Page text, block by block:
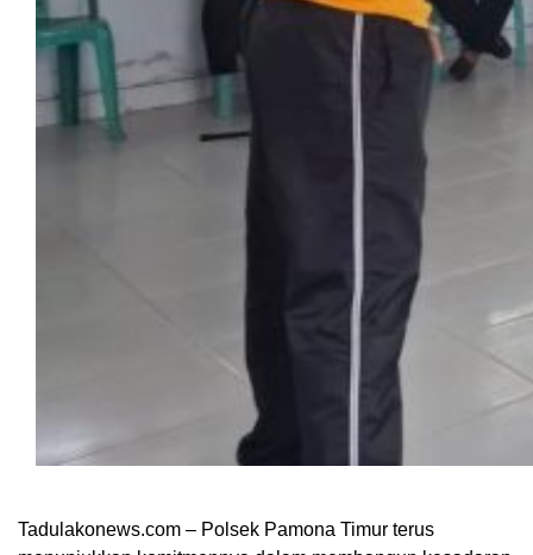
Tadulakonews.com – Polsek Pamona Timur terus